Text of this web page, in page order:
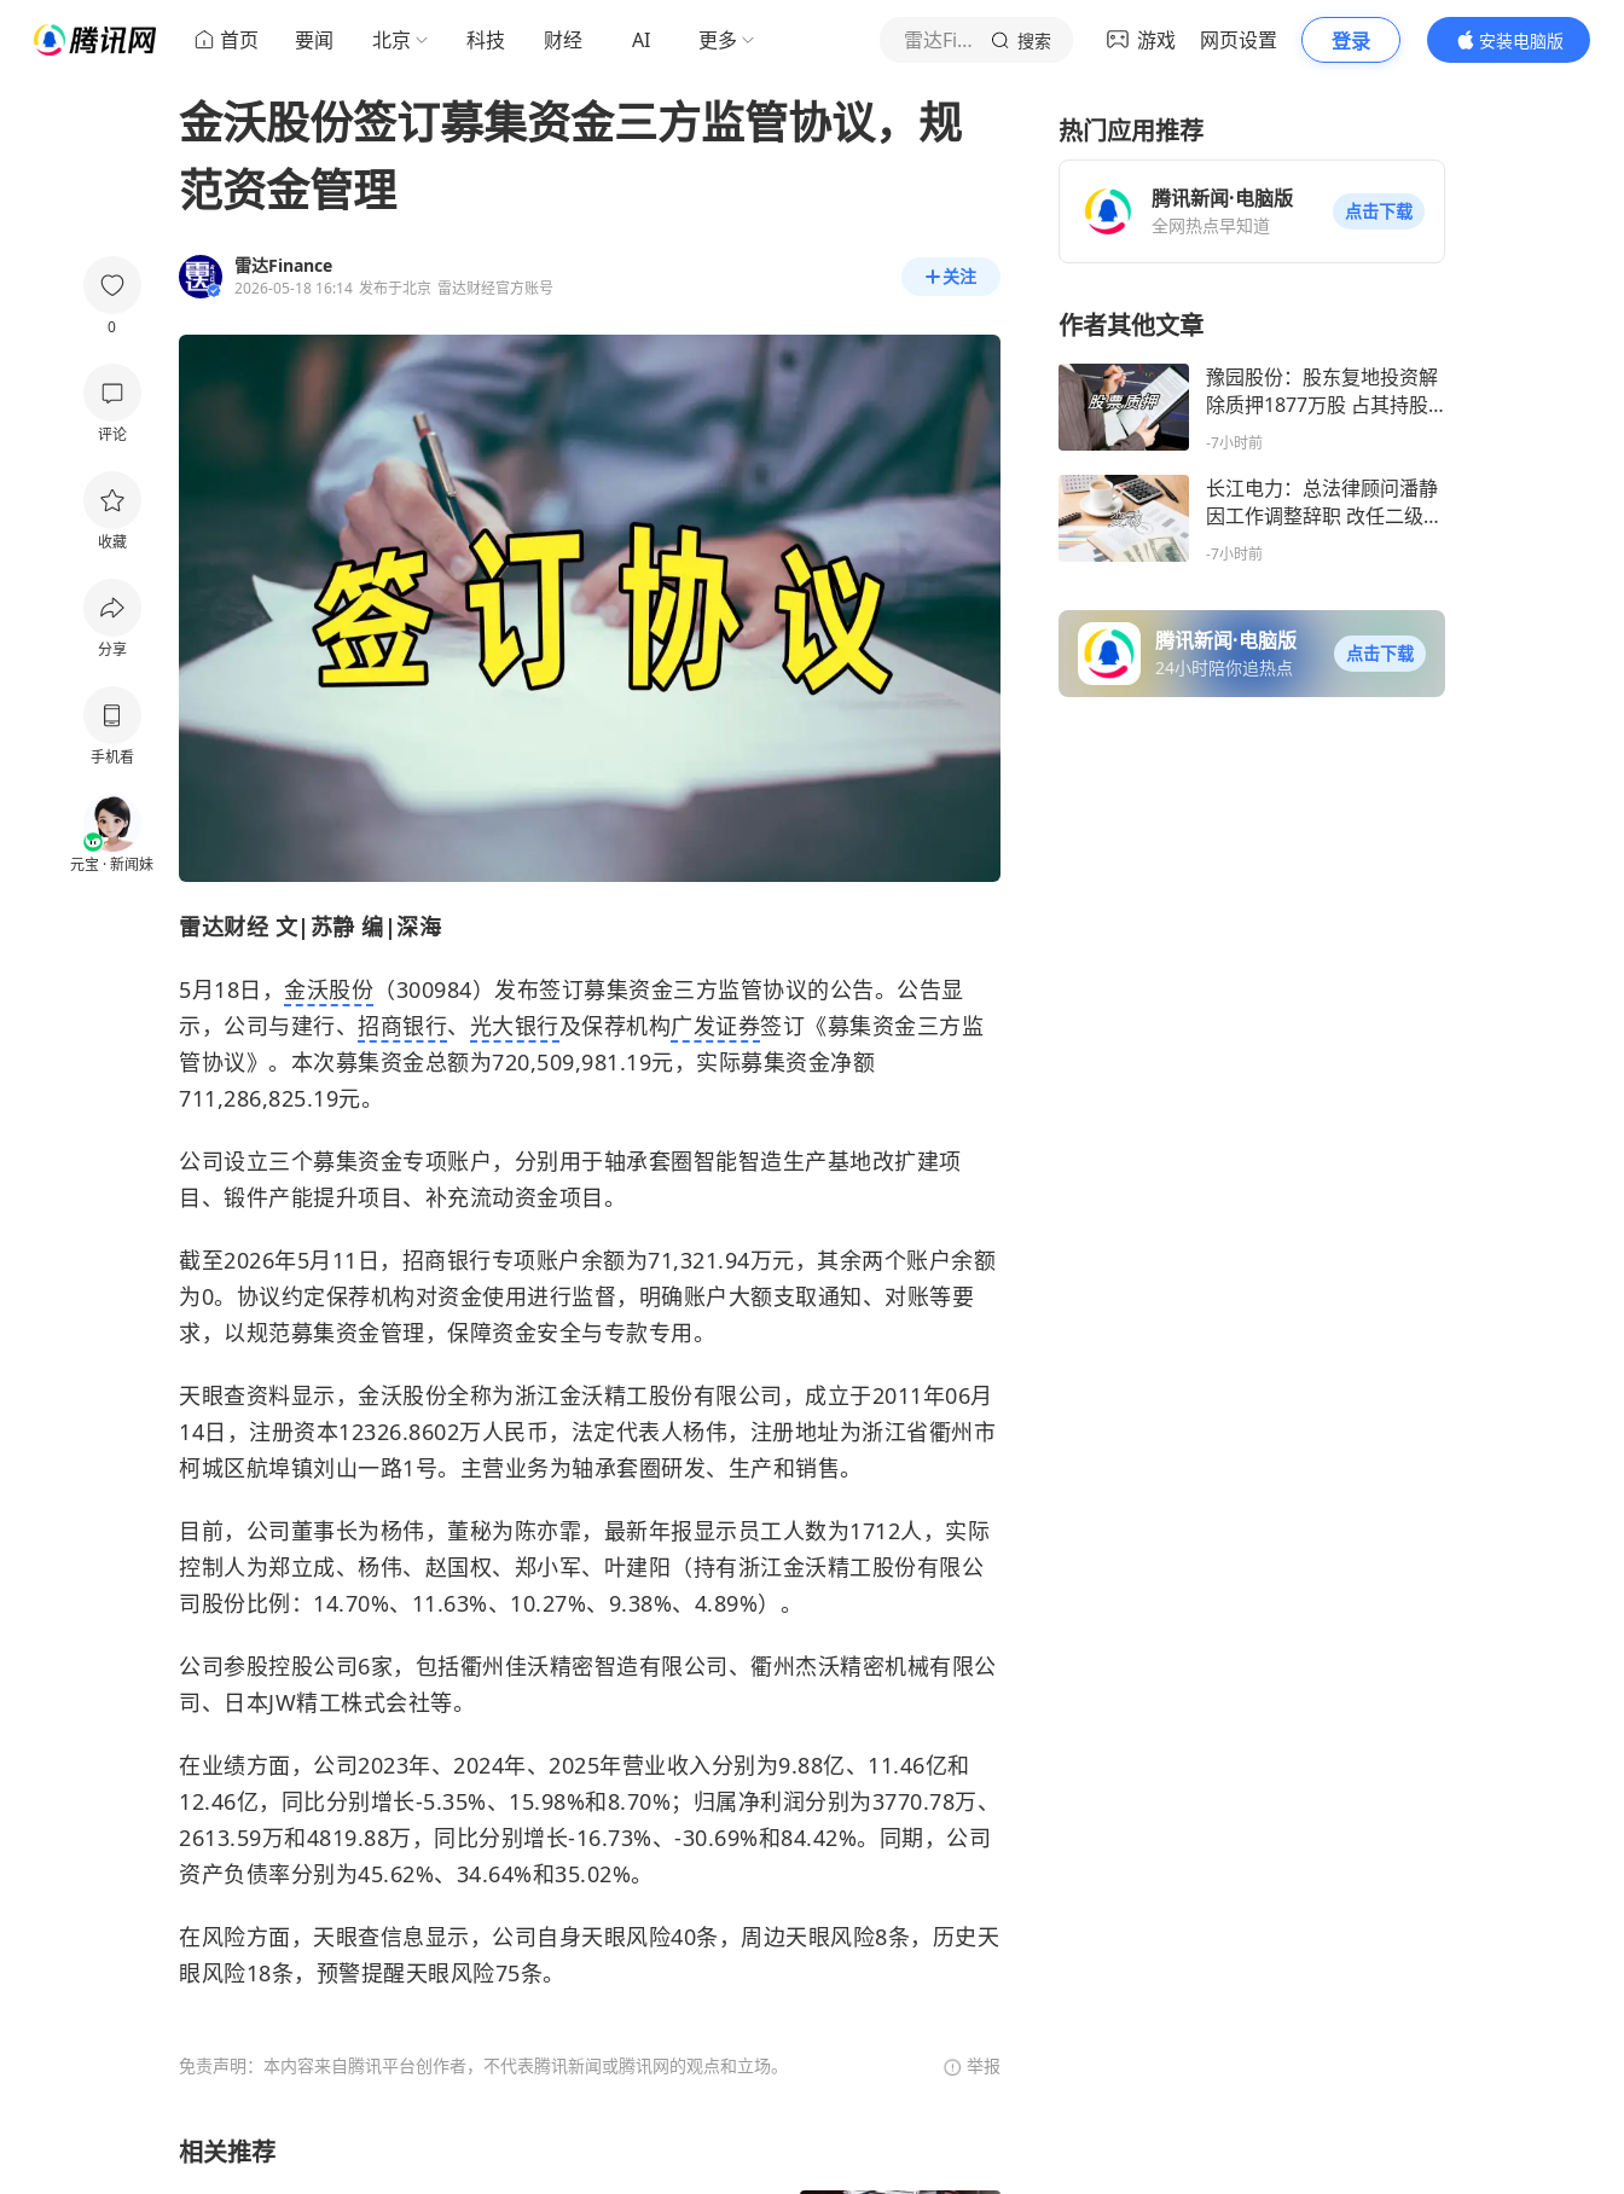
首页 要闻 北京 科技 财经 AI 更多 雷达Finance 搜索 游戏 网页设置 登录
安装电脑版
内容更精彩
0
评论
收藏
分享
手机看
元宝 · 新闻妹
金沃股份签订募集资金三方监管协议，规
范资金管理
雷达Finance
2026-05-18 16:14 发布于北京 雷达财经官方账号
关注
雷达财经 文|苏静 编|深海
5月18日， 金沃股份 （300984）发布签订募集资金三方监管协议的公告。公告显
示，公司与建行、 招商银行、 光大银行及保荐机构广发证券签订《募集资金三方监
管协议》。本次募集资金总额为720,509,981.19元，实际募集资金净额
711,286,825.19元。
公司设立三个募集资金专项账户，分别用于轴承套圈智能智造生产基地改扩建项
目、锻件产能提升项目、补充流动资金项目。
截至2026年5月11日，招商银行专项账户余额为71,321.94万元，其余两个账户余额
为0。协议约定保荐机构对资金使用进行监督，明确账户大额支取通知、对账等要
求，以规范募集资金管理，保障资金安全与专款专用。
天眼查资料显示，金沃股份全称为浙江金沃精工股份有限公司，成立于2011年06月
14日，注册资本12326.8602万人民币，法定代表人杨伟，注册地址为浙江省衢州市
柯城区航埠镇刘山一路1号。主营业务为轴承套圈研发、生产和销售。
目前，公司董事长为杨伟，董秘为陈亦霏，最新年报显示员工人数为1712人，实际
控制人为郑立成、杨伟、赵国权、郑小军、叶建阳（持有浙江金沃精工股份有限公
司股份比例：14.70%、11.63%、10.27%、9.38%、4.89%）。
公司参股控股公司6家，包括衢州佳沃精密智造有限公司、衢州杰沃精密机械有限公
司、日本JW精工株式会社等。
在业绩方面，公司2023年、2024年、2025年营业收入分别为9.88亿、11.46亿和
12.46亿，同比分别增长-5.35%、15.98%和8.70%；归属净利润分别为3770.78万、
2613.59万和4819.88万，同比分别增长-16.73%、-30.69%和84.42%。同期，公司
资产负债率分别为45.62%、34.64%和35.02%。
在风险方面，天眼查信息显示，公司自身天眼风险40条，周边天眼风险8条，历史天
眼风险18条，预警提醒天眼风险75条。
免责声明：本内容来自腾讯平台创作者，不代表腾讯新闻或腾讯网的观点和立场。 举报
相关推荐
热门应用推荐
腾讯新闻·电脑版
全网热点早知道
点击下载
作者其他文章
豫园股份：股东复地投资解
除质押1877万股 占其持股1.
83%
-7小时前
长江电力：总法律顾问潘静
因工作调整辞职 改任二级咨
询
-7小时前
腾讯新闻·电脑版
24小时陪你追热点
点击下载